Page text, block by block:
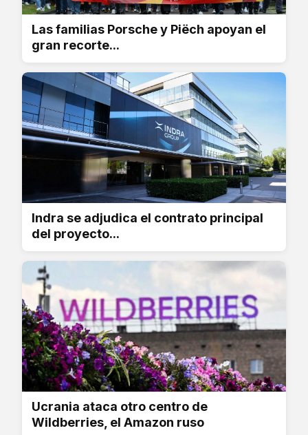
Las familias Porsche y Piëch apoyan el
gran recorte...
Indra se adjudica el contrato principal
del proyecto...
Ucrania ataca otro centro de
Wildberries, el Amazon ruso